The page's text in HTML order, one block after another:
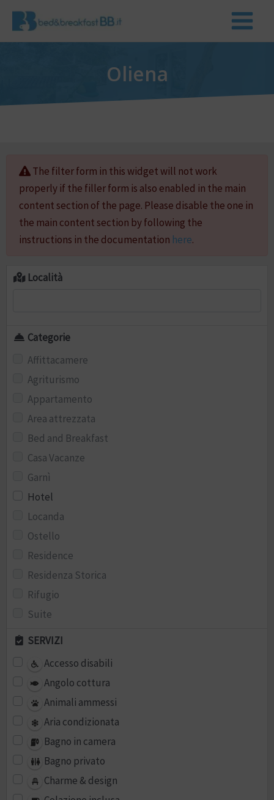
Oliena
The filter form in this widget will not work
properly if the filler form is also enabled in the main
content section of the page. Please disable the one in
the main content section by following the
instructions in the documentation here.
Località
Categorie
Affittacamere
Agriturismo
Appartamento
Area attrezzata
Bed and Breakfast
Casa Vacanze
Garnì
Hotel
Locanda
Ostello
Residence
Residenza Storica
Rifugio
Suite
SERVIZI
Accesso disabili
Angolo cottura
Animali ammessi
Aria condizionata
Bagno in camera
Bagno privato
Charme & design